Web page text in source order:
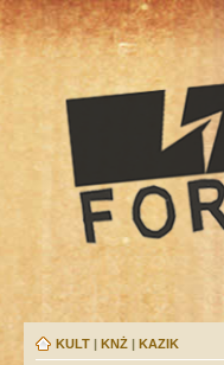
KULT | KNŻ | KAZIK